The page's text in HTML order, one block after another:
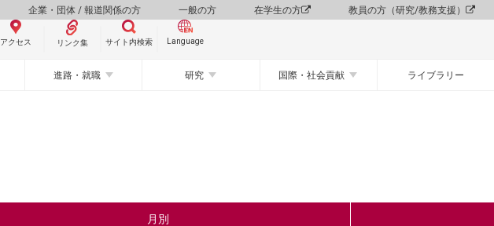
企業・団体 / 報道関係の方 一般の方 在学生の方 教員の方（研究/教務支援）
アクセス リンク集 サイト内検索 Language
進路・就職 研究 国際・社会貢献 ライブラリー
月別